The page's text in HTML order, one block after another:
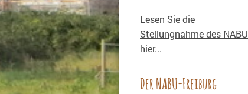
Lesen Sie die
Stellungnahme des NABU
hier...
Der NABU-Freiburg